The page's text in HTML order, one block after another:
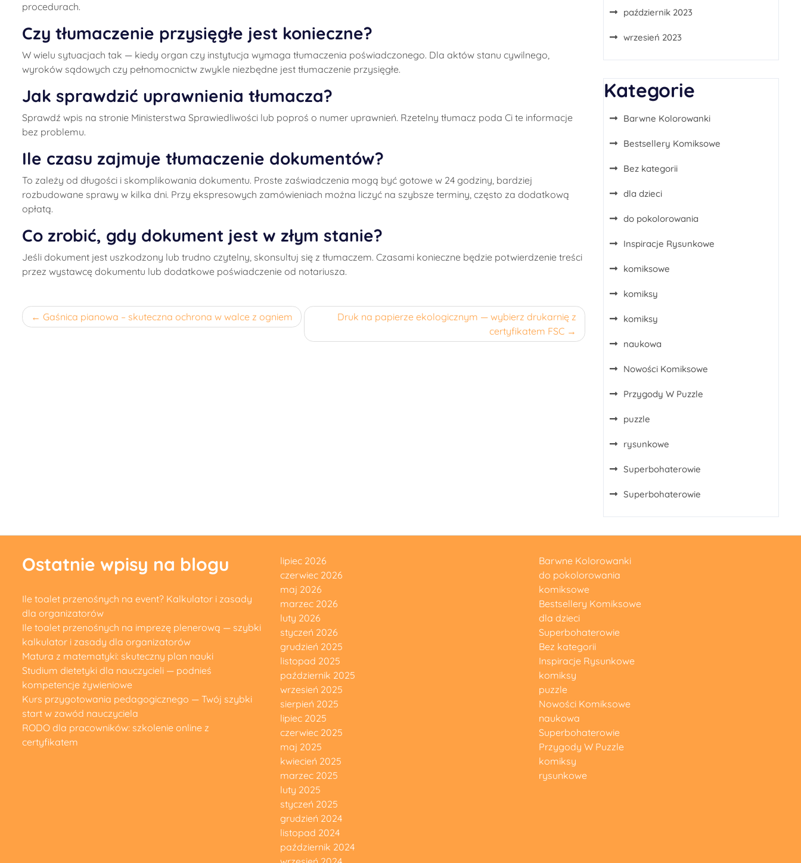
procedurach.
Czy tłumaczenie przysięgłe jest konieczne?
W wielu sytuacjach tak — kiedy organ czy instytucja wymaga tłumaczenia poświadczonego. Dla aktów stanu cywilnego,
wyroków sądowych czy pełnomocnictw zwykle niezbędne jest tłumaczenie przysięgłe.
Jak sprawdzić uprawnienia tłumacza?
Sprawdź wpis na stronie Ministerstwa Sprawiedliwości lub poproś o numer uprawnień. Rzetelny tłumacz poda Ci te informacje
bez problemu.
Ile czasu zajmuje tłumaczenie dokumentów?
To zależy od długości i skomplikowania dokumentu. Proste zaświadczenia mogą być gotowe w 24 godziny, bardziej
rozbudowane sprawy w kilka dni. Przy ekspresowych zamówieniach można liczyć na szybsze terminy, często za dodatkową
opłatą.
Co zrobić, gdy dokument jest w złym stanie?
Jeśli dokument jest uszkodzony lub trudno czytelny, skonsultuj się z tłumaczem. Czasami konieczne będzie potwierdzenie treści
przez wystawcę dokumentu lub dodatkowe poświadczenie od notariusza.
Nawigacja
Gaśnica pianowa – skuteczna ochrona w walce z ogniem
Druk na papierze ekologicznym — wybierz drukarnię z
certyfikatem FSC
październik 2023
wrzesień 2023
Kategorie
Barwne Kolorowanki
Bestsellery Komiksowe
Bez kategorii
dla dzieci
do pokolorowania
Inspiracje Rysunkowe
komiksowe
komiksy
komiksy
naukowa
Nowości Komiksowe
Przygody W Puzzle
puzzle
rysunkowe
Superbohaterowie
Superbohaterowie
Ostatnie wpisy na blogu
Ile toalet przenośnych na event? Kalkulator i zasady
dla organizatorów
Ile toalet przenośnych na imprezę plenerową — szybki
kalkulator i zasady dla organizatorów
Matura z matematyki: skuteczny plan nauki
Studium dietetyki dla nauczycieli — podnieś
kompetencje żywieniowe
Kurs przygotowania pedagogicznego — Twój szybki
start w zawód nauczyciela
RODO dla pracowników: szkolenie online z
certyfikatem
lipiec 2026
czerwiec 2026
maj 2026
marzec 2026
luty 2026
styczeń 2026
grudzień 2025
listopad 2025
październik 2025
wrzesień 2025
sierpień 2025
lipiec 2025
czerwiec 2025
maj 2025
kwiecień 2025
marzec 2025
luty 2025
styczeń 2025
grudzień 2024
listopad 2024
październik 2024
Barwne Kolorowanki
do pokolorowania
komiksowe
Bestsellery Komiksowe
dla dzieci
Superbohaterowie
Bez kategorii
Inspiracje Rysunkowe
komiksy
puzzle
Nowości Komiksowe
naukowa
Superbohaterowie
Przygody W Puzzle
komiksy
rysunkowe